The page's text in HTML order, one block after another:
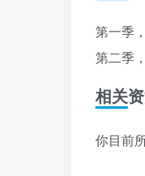
第一季
第二季
相关资
你目前